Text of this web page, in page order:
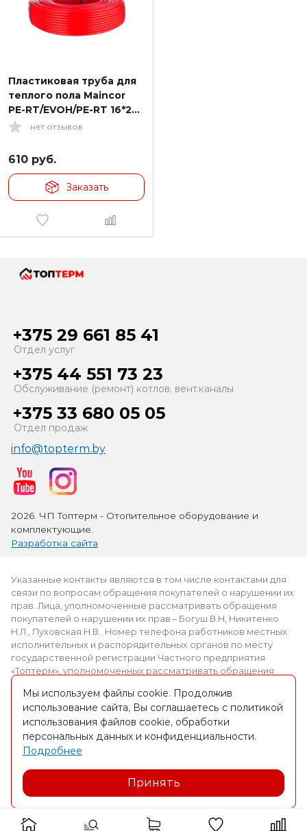
Пластиковая труба для
теплого пола Maincor
PE-RT/EVOH/PE-RT 16*2
160м цвет красный
нет отзывов
610 руб.
Заказать
+375 29 661 85 41
Отдел услуг
+375 44 551 73 23
Обслуживание (ремонт) котлов, вент.каналы
+375 33 680 05 05
Отдел продаж
info@topterm.by
2026. ЧП Топтерм - Отопительное оборудование и
комплектующие.
Разработка сайта
Указанные контакты являются в том числе контактами для
связи по вопросам обращения покупателей о нарушении их
прав. Лица, уполномоченные рассматривать обращения
покупателей о нарушении их прав – Богуш В.Н, Никитенко
Н.Л., Пуховская Н.В.. Номер телефона работников местных
исполнительных и распорядительных органов по месту
государственной регистрации Частного предприятия
«Топтерм», уполномоченных рассматривать обращения
Интернет-магазин зарегистрирован в торговом реестре
09.03.2016. № регистрации 309012
Частное предприятие «Топтерм» УНП 490826650, адрес:
223027, Минск, ул. П.Бровки 30, оф.30
Юр. адрес: г. Рогачёв, ул. Друтская, 230-1, УНП 490826650,
зарегистрировано Рогачевским РИК 08.12.2009г.
Мы используем файлы cookie. Продолжив
использование сайта, Вы соглашаетесь с политикой
использования файлов cookie, обработки
персональных данных и конфиденциальности.
Подробнее
Принять